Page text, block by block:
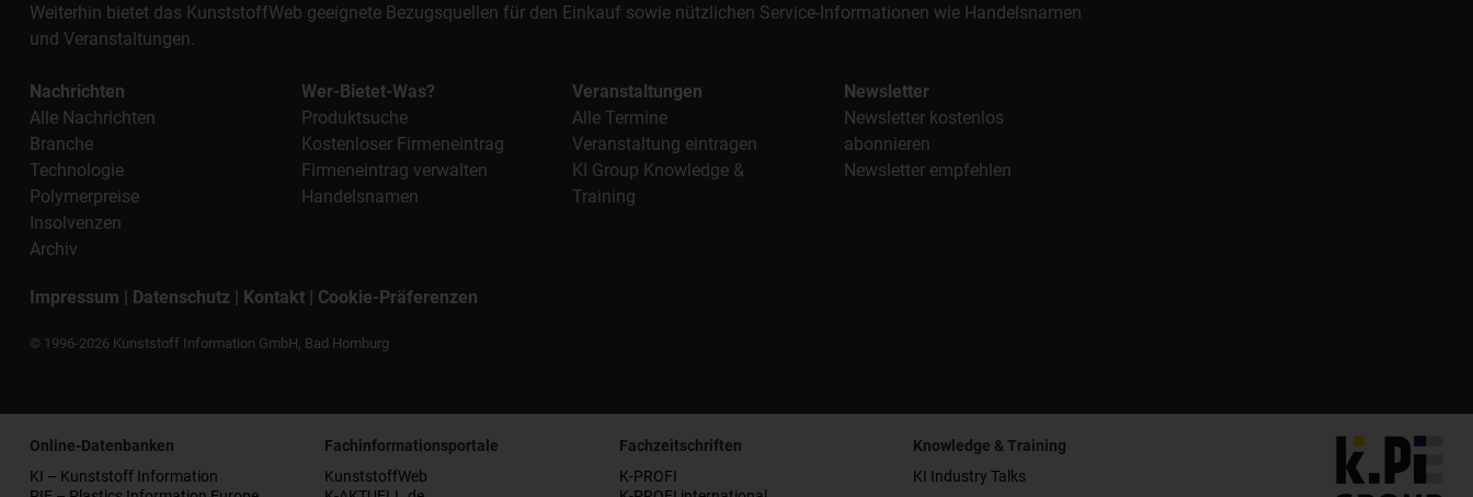
Weiterhin bietet das KunststoffWeb geeignete Bezugsquellen für den Einkauf sowie nützlichen Service-Informationen wie Handelsnamen
und Veranstaltungen.
Nachrichten
Alle Nachrichten
Branche
Technologie
Polymerpreise
Insolvenzen
Archiv
Wer-Bietet-Was?
Produktsuche
Kostenloser Firmeneintrag
Firmeneintrag verwalten
Handelsnamen
Veranstaltungen
Alle Termine
Veranstaltung eintragen
KI Group Knowledge &
Training
Newsletter
Newsletter kostenlos
abonnieren
Newsletter empfehlen
Impressum | Datenschutz | Kontakt | Cookie-Präferenzen
© 1996-2026 Kunststoff Information GmbH, Bad Homburg
Online-Datenbanken
KI – Kunststoff Information
Fachinformationsportale
KunststoffWeb
Fachzeitschriften
K-PROFI
Knowledge & Training
KI Industry Talks